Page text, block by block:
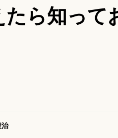
ら知って
治